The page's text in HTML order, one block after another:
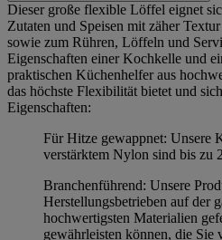
Dieser große flexible Löffel eignet
Zutaten und Speisen mit zäher
sowie zum Rühren, Löffeln und
Eigenschaften einer Kochkelle und
praktischen Küchenhelfer aus
das höchste Flexibilität bietet und
Eigenschaften:
Für Hitze gewappnet: Unsere
verstärktem Nylon sind bis zu
Branchenführend: Unsere
Herstellungsbetrieben auf der
hochwertigsten Materialien
gewährleisten können, die Sie